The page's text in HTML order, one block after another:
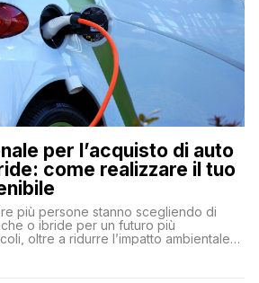
per l’acquisto di auto
come realizzare il tuo
più persone stanno scegliendo di
o ibride per un futuro più
oltre a ridurre l’impatto ambientale,
a lungo termine, come minori costi